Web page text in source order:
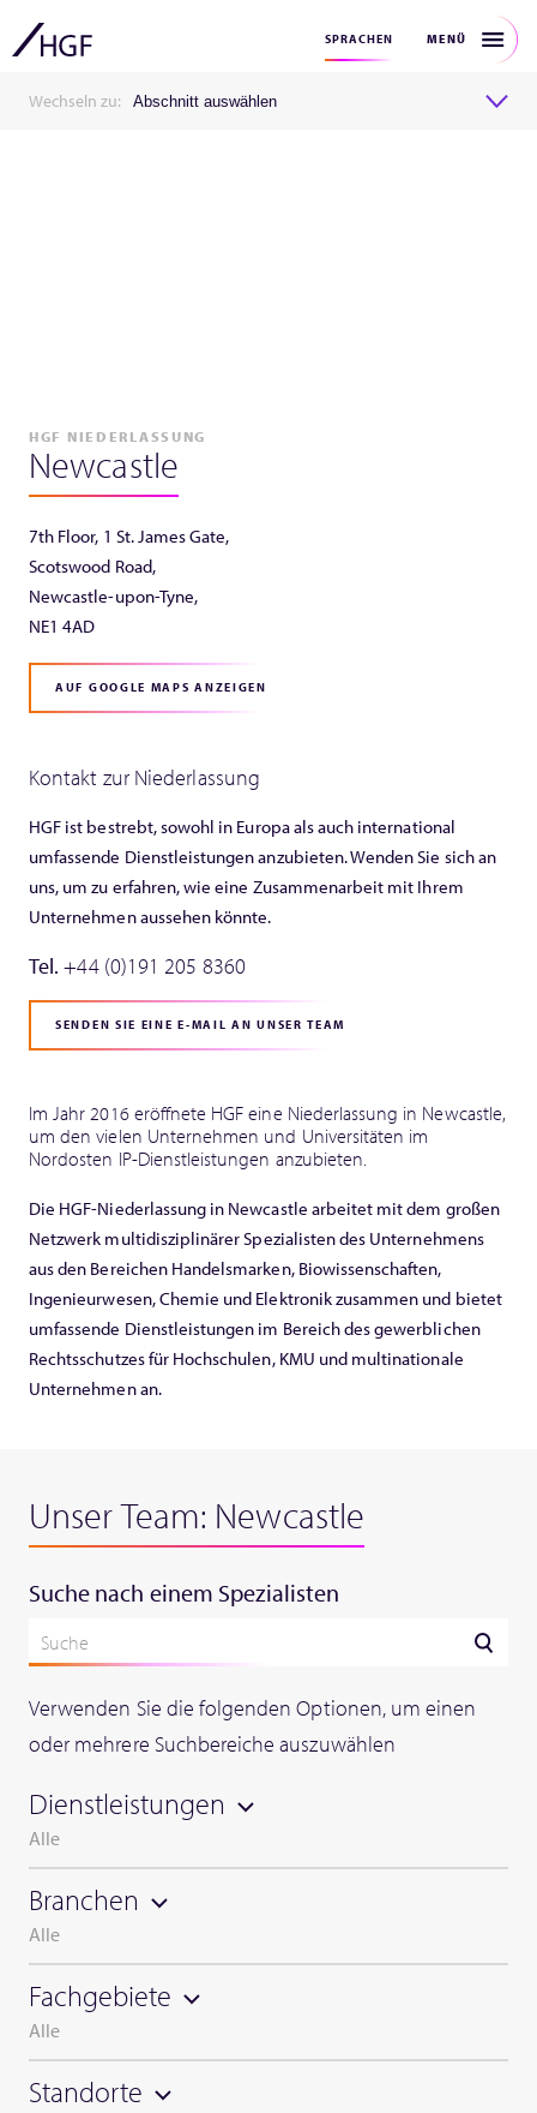
SPRACHEN MENÜ
Wechseln zu: Abschnitt auswählen
HGF NIEDERLASSUNG
Newcastle
7th Floor, 1 St. James Gate,
Scotswood Road,
Newcastle-upon-Tyne,
NE1 4AD
AUF GOOGLE MAPS ANZEIGEN
Kontakt zur Niederlassung
HGF ist bestrebt, sowohl in Europa als auch international
umfassende Dienstleistungen anzubieten. Wenden Sie sich an
uns, um zu erfahren, wie eine Zusammenarbeit mit Ihrem
Unternehmen aussehen könnte.
Tel. +44 (0)191 205 8360
SENDEN SIE EINE E-MAIL AN UNSER TEAM
Im Jahr 2016 eröffnete HGF eine Niederlassung in Newcastle,
um den vielen Unternehmen und Universitäten im
Nordosten IP-Dienstleistungen anzubieten.
Die HGF-Niederlassung in Newcastle arbeitet mit dem großen
Netzwerk multidisziplinärer Spezialisten des Unternehmens
aus den Bereichen Handelsmarken, Biowissenschaften,
Ingenieurwesen, Chemie und Elektronik zusammen und bietet
umfassende Dienstleistungen im Bereich des gewerblichen
Rechtsschutzes für Hochschulen, KMU und multinationale
Unternehmen an.
Unser Team: Newcastle
Suche nach einem Spezialisten
Verwenden Sie die folgenden Optionen, um einen
oder mehrere Suchbereiche auszuwählen
Dienstleistungen
Alle
Branchen
Alle
Fachgebiete
Alle
Standorte